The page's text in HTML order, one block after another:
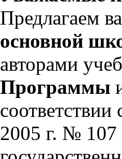
Предлагаем
основной
авторами
Программы
2005 г. № 107